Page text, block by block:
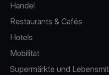
Handel
Restaurants & Cafés
Hotels
Mobilität
Supermärkte und